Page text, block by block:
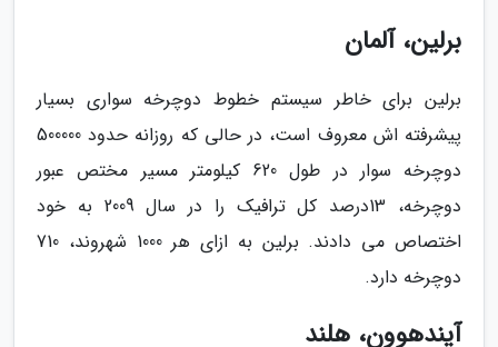
برلین، آلمان
برلین برای خاطر سیستم خطوط دوچرخه سواری بسیار
پیشرفته اش معروف است، در حالی که روزانه حدود 500000
دوچرخه سوار در طول 620 کیلومتر مسیر مختص عبور
دوچرخه، 13درصد کل ترافیک را در سال 2009 به خود
اختصاص می دادند. برلین به ازای هر 1000 شهروند، 710
دوچرخه دارد.
آیندهوون، هلند